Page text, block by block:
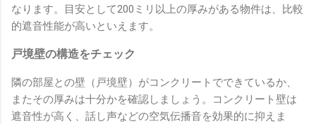
なります。目安として200ミリ以上の厚みがある物件は、比較
的遮音性能が高いといえます。
戸境壁の構造をチェック
隣の部屋との壁（戸境壁）がコンクリートでできているか、
またその厚みは十分かを確認しましょう。コンクリート壁は
遮音性が高く、話し声などの空気伝播音を効果的に抑えま